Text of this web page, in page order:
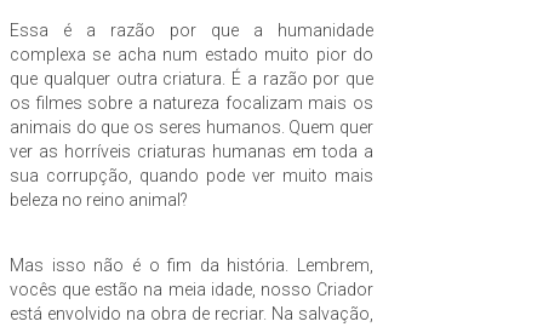
Essa é a razão por que a humanidade
complexa se acha num estado muito pior do
que qualquer outra criatura. É a razão por que
os filmes sobre a natureza focalizam mais os
animais do que os seres humanos. Quem quer
ver as horríveis criaturas humanas em toda a
sua corrupção, quando pode ver muito mais
beleza no reino animal?
Mas isso não é o fim da história. Lembrem,
vocês que estão na meia idade, nosso Criador
está envolvido na obra de recriar. Na salvação,